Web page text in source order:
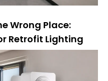
Wrong Place:
Retrofit Lighting